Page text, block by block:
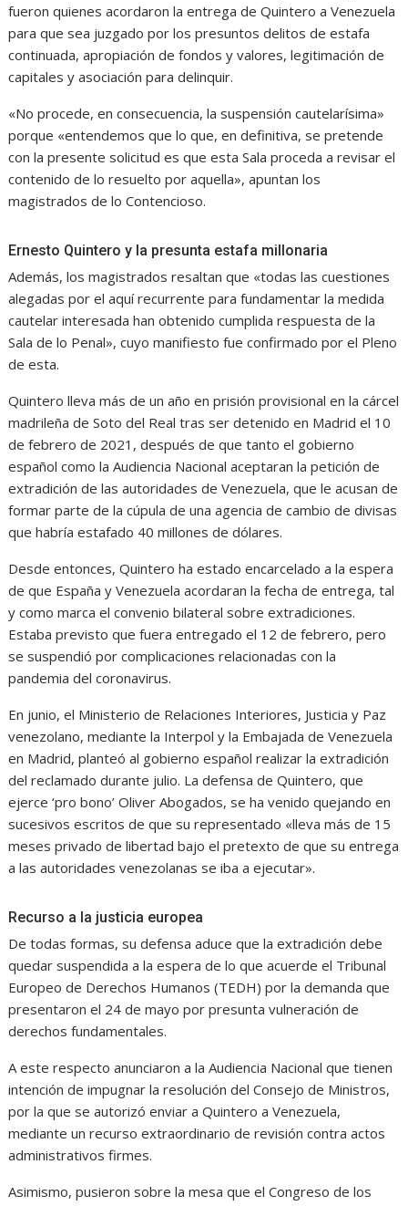
fueron quienes acordaron la entrega de Quintero a Venezuela
para que sea juzgado por los presuntos delitos de estafa
continuada, apropiación de fondos y valores, legitimación de
capitales y asociación para delinquir.
«No procede, en consecuencia, la suspensión cautelarísima»
porque «entendemos que lo que, en definitiva, se pretende
con la presente solicitud es que esta Sala proceda a revisar el
contenido de lo resuelto por aquella», apuntan los
magistrados de lo Contencioso.
Ernesto Quintero y la presunta estafa millonaria
Además, los magistrados resaltan que «todas las cuestiones
alegadas por el aquí recurrente para fundamentar la medida
cautelar interesada han obtenido cumplida respuesta de la
Sala de lo Penal», cuyo manifiesto fue confirmado por el Pleno
de esta.
Quintero lleva más de un año en prisión provisional en la cárcel
madrileña de Soto del Real tras ser detenido en Madrid el 10
de febrero de 2021, después de que tanto el gobierno
español como la Audiencia Nacional aceptaran la petición de
extradición de las autoridades de Venezuela, que le acusan de
formar parte de la cúpula de una agencia de cambio de divisas
que habría estafado 40 millones de dólares.
Desde entonces, Quintero ha estado encarcelado a la espera
de que España y Venezuela acordaran la fecha de entrega, tal
y como marca el convenio bilateral sobre extradiciones.
Estaba previsto que fuera entregado el 12 de febrero, pero
se suspendió por complicaciones relacionadas con la
pandemia del coronavirus.
En junio, el Ministerio de Relaciones Interiores, Justicia y Paz
venezolano, mediante la Interpol y la Embajada de Venezuela
en Madrid, planteó al gobierno español realizar la extradición
del reclamado durante julio. La defensa de Quintero, que
ejerce ‘pro bono’ Oliver Abogados, se ha venido quejando en
sucesivos escritos de que su representado «lleva más de 15
meses privado de libertad bajo el pretexto de que su entrega
a las autoridades venezolanas se iba a ejecutar».
Recurso a la justicia europea
De todas formas, su defensa aduce que la extradición debe
quedar suspendida a la espera de lo que acuerde el Tribunal
Europeo de Derechos Humanos (TEDH) por la demanda que
presentaron el 24 de mayo por presunta vulneración de
derechos fundamentales.
A este respecto anunciaron a la Audiencia Nacional que tienen
intención de impugnar la resolución del Consejo de Ministros,
por la que se autorizó enviar a Quintero a Venezuela,
mediante un recurso extraordinario de revisión contra actos
administrativos firmes.
Asimismo, pusieron sobre la mesa que el Congreso de los